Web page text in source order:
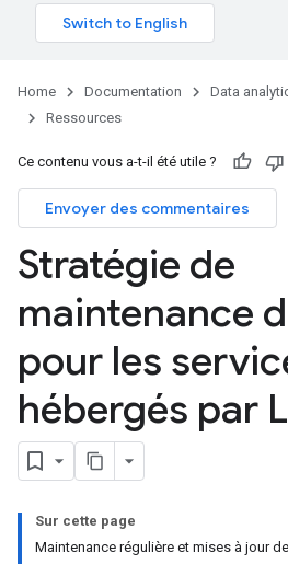
Home Documentation Data
Ressources
Ce contenu vous a-t-il été utile ?
Envoyer des commentaires
Stratégie de
maintenance
pour les
hébergés par
Sur cette page
Maintenance régulière et mises à jour